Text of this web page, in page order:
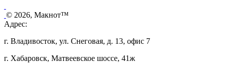
© 2026, Макнот™
Адрес:
г. Владивосток, ул. Снеговая, д. 13, офис 7
г. Хабаровск, Матвеевское шоссе, 41ж